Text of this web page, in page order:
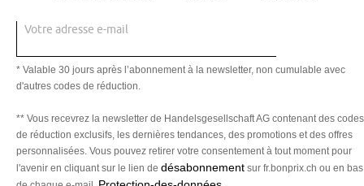
Votre adresse e-mail
* Valable 30 jours après l’abonnement à la newsletter, non cumulable avec
d'autres codes de réduction.
** Vous recevrez la newsletter de Handelsgesellschaft AG contenant des codes
de réduction exclusifs, les dernières tendances, des promotions et des offres
personnalisées. Vous pouvez retirer votre consentement à tout moment pour
l'avenir en cliquant sur le lien de désabonnement sur fr.bonprix.ch ou en bas